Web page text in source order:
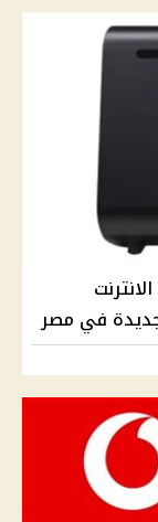
الانترنت
في مصر